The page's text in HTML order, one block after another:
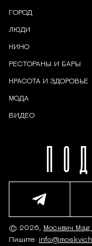
ГОРОД
ЛЮДИ
КИНО
РЕСТОРАНЫ И БАРЫ
КРАСОТА И ЗДОРОВЬЕ
МОДА
ВИДЕО
© 2026, Москвич Mag
Пишите: